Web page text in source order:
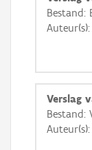
+
Basis
Bestand:
Verslag
Bestand: